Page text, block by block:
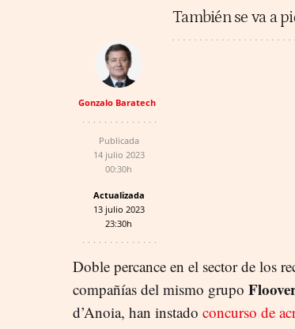
También se va a
Gonzalo Baratech
Publicada
14 julio 2023
00:30h
Actualizada
13 julio 2023
23:30h
Doble percance en el sector de los
compañías del mismo grupo
d’Anoia, han instado concurso de